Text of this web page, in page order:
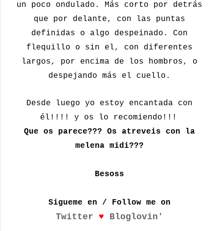
un poco ondulado. Más corto por detrás
que por delante, con las puntas
definidas o algo despeinado. Con
flequillo o sin el, con diferentes
largos, por encima de los hombros, o
despejando más el cuello.
Desde luego yo estoy encantada con
él!!!! y os lo recomiendo!!!
Que os parece??? Os atreveis con la
melena midi???
Besoss
Sigueme en / Follow me on
Twitter ♥ Bloglovin'